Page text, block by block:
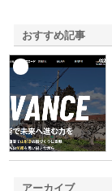
おすすめ記事
アーカイブ